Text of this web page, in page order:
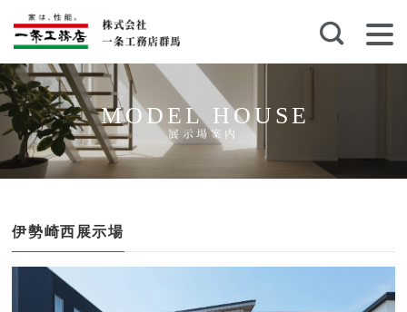
MODEL HOUSE
展示場案内
伊勢崎西展示場